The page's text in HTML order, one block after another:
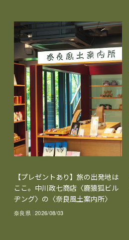
【プレゼントあり】旅の出発地は
ここ。中川政七商店〈鹿猿狐ビル
ヂング〉の〈奈良風土案内所〉
奈良県 2026/08/03